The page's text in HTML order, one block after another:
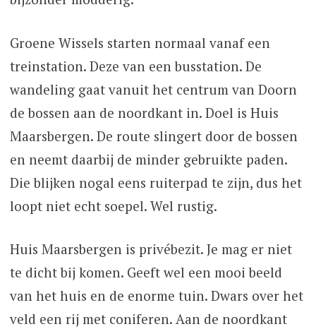
Groene Wissels starten normaal vanaf een
treinstation. Deze van een busstation. De
wandeling gaat vanuit het centrum van Doorn
de bossen aan de noordkant in. Doel is Huis
Maarsbergen. De route slingert door de bossen
en neemt daarbij de minder gebruikte paden.
Die blijken nogal eens ruiterpad te zijn, dus het
loopt niet echt soepel. Wel rustig.
Huis Maarsbergen is privébezit. Je mag er niet
te dicht bij komen. Geeft wel een mooi beeld
van het huis en de enorme tuin. Dwars over het
veld een rij met coniferen. Aan de noordkant